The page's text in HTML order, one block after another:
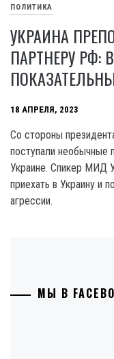
ПОЛИТИКА
УКРАИНА
ПАРТНЕРУ РФ:
18 АПРЕЛЯ, 2023
Со стороны
поступали необычные
Украине. Спикер МИД
приехать в Украину и
агрессии.
МЫ В